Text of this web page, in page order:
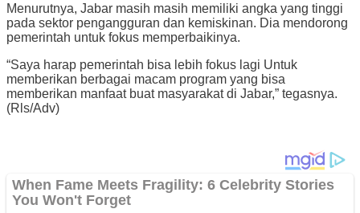
Menurutnya, Jabar masih masih memiliki angka yang tinggi
pada sektor pengangguran dan kemiskinan. Dia mendorong
pemerintah untuk fokus memperbaikinya.
“Saya harap pemerintah bisa lebih fokus lagi Untuk
memberikan berbagai macam program yang bisa
memberikan manfaat buat masyarakat di Jabar,” tegasnya.
(Rls/Adv)